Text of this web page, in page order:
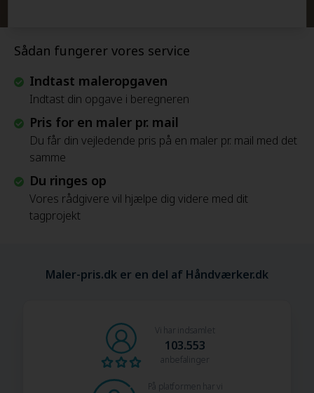
Sådan fungerer vores service
Indtast maleropgaven
Indtast din opgave i beregneren
Pris for en maler pr. mail
Du får din vejledende pris på en maler pr. mail med det
samme
Du ringes op
Vores rådgivere vil hjælpe dig videre med dit
tagprojekt
Maler-pris.dk er en del af Håndværker.dk
Vi har indsamlet
103.553
anbefalinger
På platformen har vi